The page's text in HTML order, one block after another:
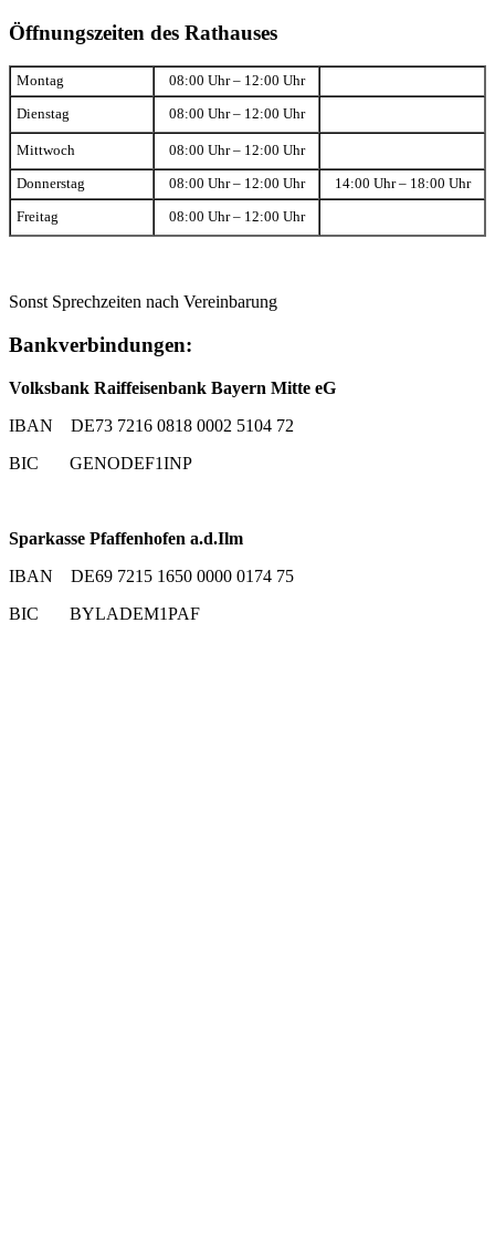
Öffnungszeiten des Rathauses
Montag 08:00 Uhr – 12:00 Uhr
Dienstag 08:00 Uhr – 12:00 Uhr
Mittwoch 08:00 Uhr – 12:00 Uhr
Donnerstag 08:00 Uhr – 12:00 Uhr 14:00 Uhr – 18:00 Uhr
Freitag 08:00 Uhr – 12:00 Uhr
Sonst Sprechzeiten nach Vereinbarung
Bankverbindungen:
Volksbank Raiffeisenbank Bayern Mitte eG
IBAN DE73 7216 0818 0002 5104 72
BIC GENODEF1INP
Sparkasse Pfaffenhofen a.d.Ilm
IBAN DE69 7215 1650 0000 0174 75
BIC BYLADEM1PAF